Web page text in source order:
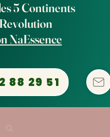
5 Continents
NaEssence
88 29 51